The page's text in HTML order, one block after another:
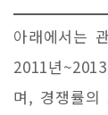
아래에서는
2011년
며, 경쟁률의